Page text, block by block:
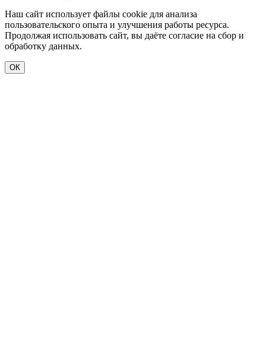
Наш сайт использует файлы cookie для анализа
пользовательского опыта и улучшения работы ресурса.
Продолжая использовать сайт, вы даёте согласие на сбор и
обработку данных.
ОК